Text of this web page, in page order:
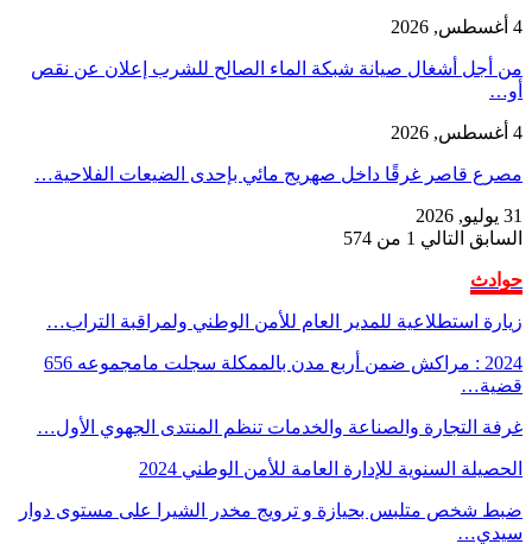
4 أغسطس, 2026
من أجل أشغال صيانة شبكة الماء الصالح للشرب إعلان عن نقص
أو…
4 أغسطس, 2026
مصرع قاصر غرقًا داخل صهريج مائي بإحدى الضيعات الفلاحية…
31 يوليو, 2026
السابق التالي 1 من 574
حوادث
زيارة استطلاعية للمدير العام للأمن الوطني ولمراقبة التراب…
2024 : مراكش ضمن أربع مدن بالممكلة سجلت مامجموعه 656
قضية…
غرفة التجارة والصناعة والخدمات تنظم المنتدى الجهوي الأول…
الحصيلة السنوية للإدارة العامة للأمن الوطني 2024
ضبط شخص متلبس بحيازة و ترويج مخدر الشيرا على مستوى دوار
سيدي…